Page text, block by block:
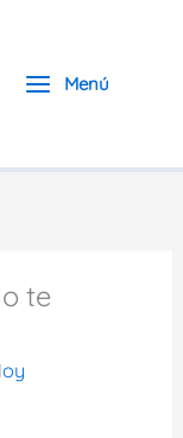
Menú
te